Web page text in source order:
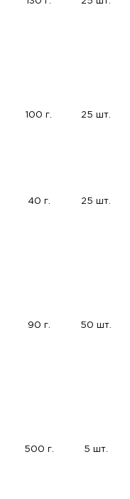
100 г. 25 шт.
40 г. 25 шт.
90 г. 50 шт.
500 г. 5 шт.